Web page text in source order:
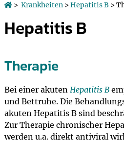
> Krankheiten>Hepatitis B >
Hepatitis B
Therapie
Bei einer akuten Hepatitis B
und Bettruhe. Die
akuten Hepatitis B sind
Zur Therapie chronischer
werden u.a. direkt antiviral